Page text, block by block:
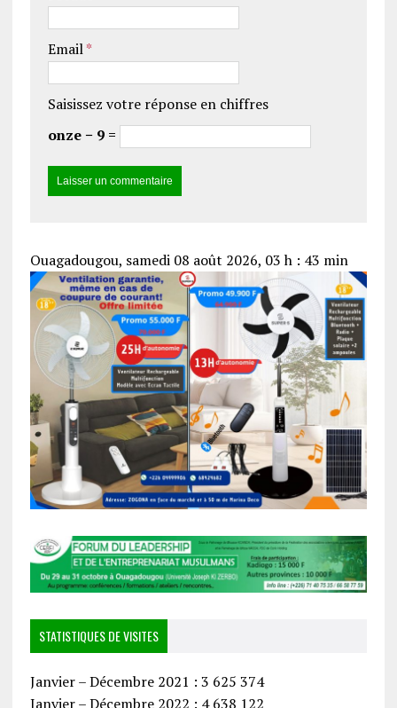
Email*
Saisissez votre réponse en chiffres
onze − 9 =
Ouagadougou, samedi 08 août 2026, 03 h : 43 min
STATISTIQUES DE VISITES
Janvier – Décembre 2021 : 3 625 374
Janvier – Décembre 2022 : 4 638 122